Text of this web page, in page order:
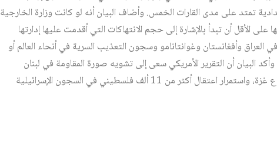
تمتد على مدى القارات الخمس. وأضاف البيان أنه لو كانت وزارة الخارجية
الأقل أن تبدأ بالإشارة إلى حجم الانتهاكات التي أقدمت عليها إدارتها
وأفغانستان وغوانتانامو وسجون التعذيب السرية في أنحاء العالم أو
البيان أن التقرير الأمريكي سعى إلى تشويه صورة المقاومة في لبنان
وفلسطين، فيما تعامى عن جرائم الحرب الصهيونية ضد قطاع غزة، واستمرار اعتقال أكثر من 11 ألف فلسطيني في السجون الإسرائيلية